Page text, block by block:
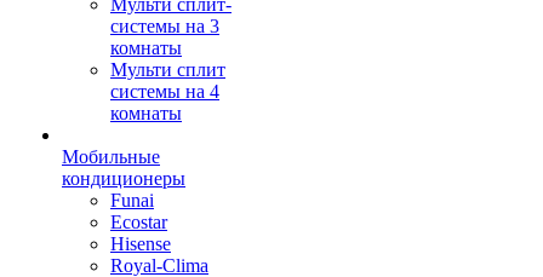
Мульти сплит-
системы на 3
комнаты
Мульти сплит
системы на 4
комнаты
Мобильные
кондиционеры
Funai
Ecostar
Hisense
Royal-Clima